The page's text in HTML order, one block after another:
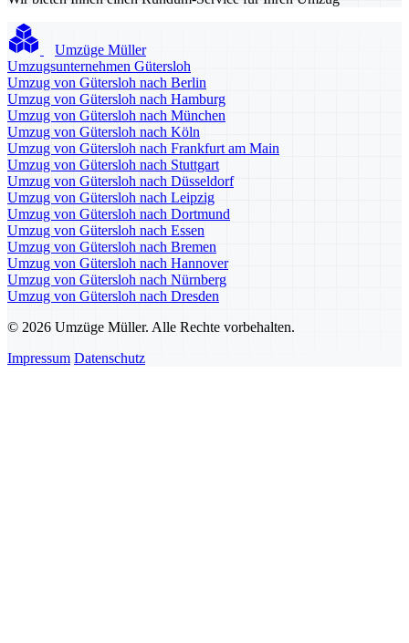
Umzüge Müller
Umzugsunternehmen Gütersloh
Umzug von Gütersloh nach Berlin
Umzug von Gütersloh nach Hamburg
Umzug von Gütersloh nach München
Umzug von Gütersloh nach Köln
Umzug von Gütersloh nach Frankfurt am Main
Umzug von Gütersloh nach Stuttgart
Umzug von Gütersloh nach Düsseldorf
Umzug von Gütersloh nach Leipzig
Umzug von Gütersloh nach Dortmund
Umzug von Gütersloh nach Essen
Umzug von Gütersloh nach Bremen
Umzug von Gütersloh nach Hannover
Umzug von Gütersloh nach Nürnberg
Umzug von Gütersloh nach Dresden
© 2026 Umzüge Müller. Alle Rechte vorbehalten.
Impressum Datenschutz